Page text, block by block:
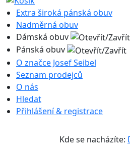
Extra široká pánská obuv
Nadměrná obuv
Dámská obuv
Pánská obuv
O značce Josef Seibel
Seznam prodejců
O nás
Hledat
Přihlášení & registrace
Kde se nacházíte: